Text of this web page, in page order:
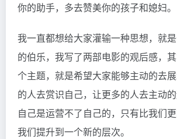
你的助手，多去赞美你的孩子和媳妇。
我一直都想给大家灌输一种思想，就
的伯乐，我写了两部电影的观后感，
个主题，就是希望大家能够主动的去
的人去赏识自己，让更多的人去主动
自己是运营不了自己的，只有比我们
我们提升到一个新的层次。